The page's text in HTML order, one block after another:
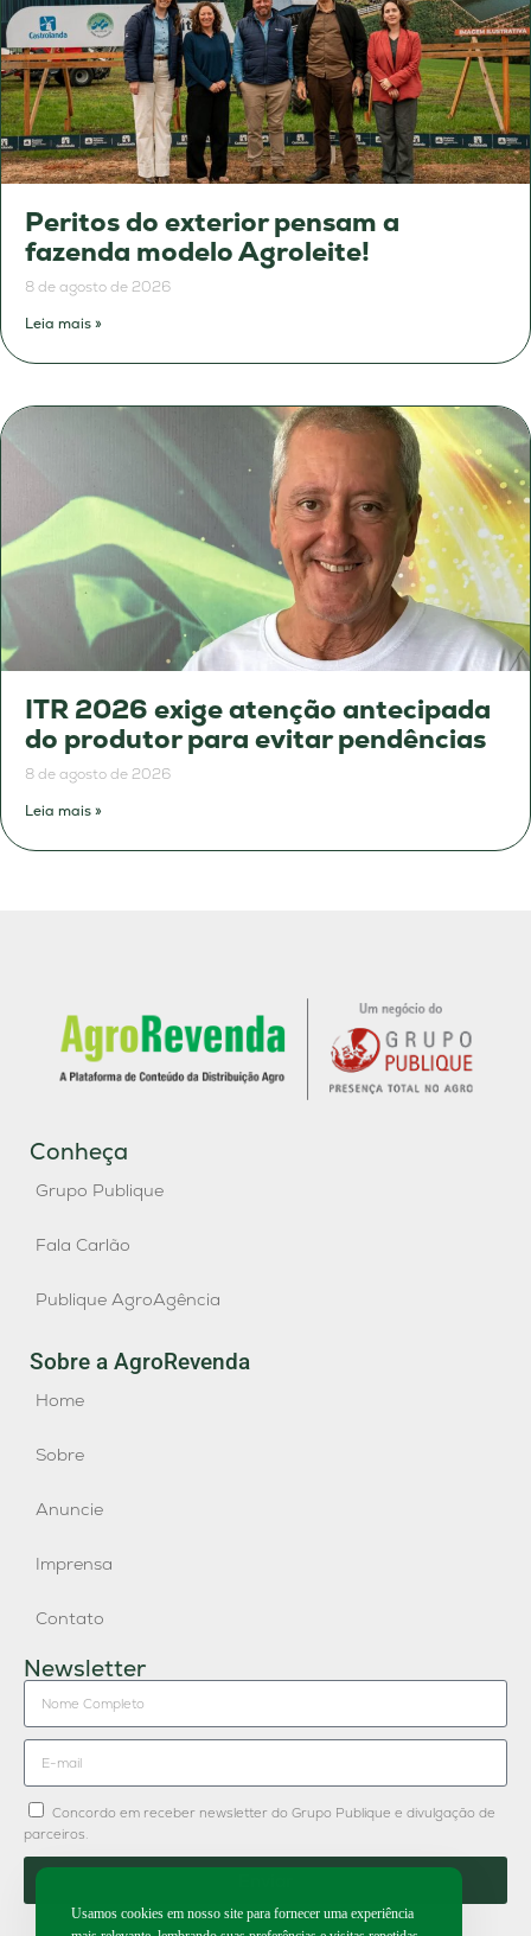
Peritos do exterior pensam a
fazenda modelo Agroleite!
8 de agosto de 2026
Leia mais »
ITR 2026 exige atenção antecipada
do produtor para evitar pendências
8 de agosto de 2026
Leia mais »
Conheça
Grupo Publique
Fala Carlão
Publique AgroAgência
Sobre a AgroRevenda
Home
Sobre
Anuncie
Imprensa
Contato
Newsletter
Concordo em receber newsletter do Grupo Publique e divulgação de
parceiros.
Usamos cookies em nosso site para fornecer uma experiência